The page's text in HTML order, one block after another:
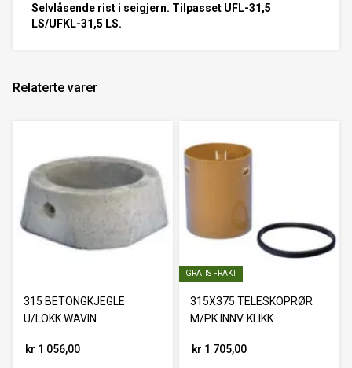
Selvlåsende rist i seigjern. Tilpasset UFL-31,5
LS/UFKL-31,5 LS.
Relaterte varer
315 BETONGKJEGLE
U/LOKK WAVIN
kr 1 056,00
GRATIS FRAKT
315X375 TELESKOPRØR
M/PK INNV. KLIKK
kr 1 705,00